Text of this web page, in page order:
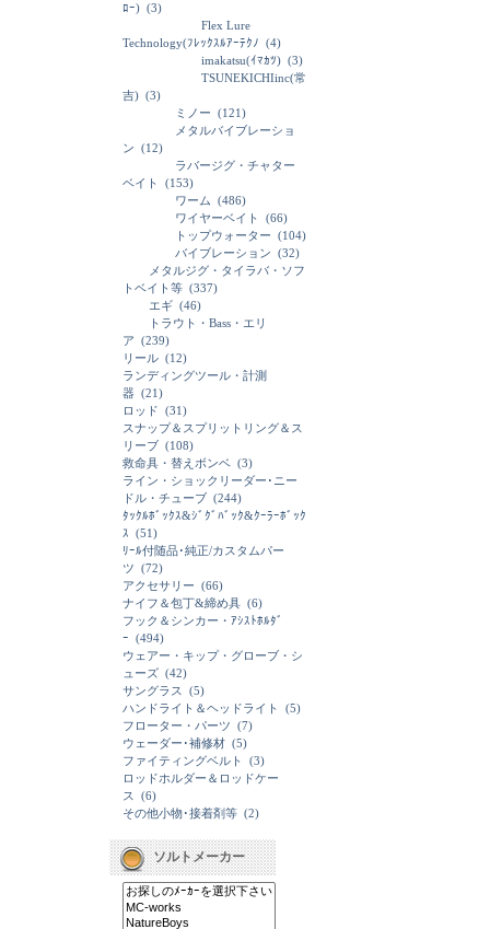
ﾛｰ) (3)
Flex Lure
Technology(ﾌﾚｯｸｽﾙｱｰﾃｸﾉ (4)
imakatsu(ｲﾏｶﾂ) (3)
TSUNEKICHIinc(常
吉) (3)
ミノー (121)
メタルバイブレーショ
ン (12)
ラバージグ・チャター
ベイト
(153)
ワーム (486)
ワイヤーベイト
(66)
トップウォーター (104)
バイブレーション (32)
メタルジグ・タイラバ・ソフ
トベイト等 (337)
エギ (46)
トラウト・Bass・エリ
ア (239)
リール (12)
ランディングツール・計測
器 (21)
ロッド (31)
スナップ＆スプリットリング＆ス
リーブ (108)
救命具・替えボンベ (3)
ライン・ショックリーダー･ニー
ドル・チューブ (244)
ﾀｯｸﾙﾎﾞｯｸｽ&ｼﾞｸﾞﾊﾞｯｸ&ｸｰﾗｰﾎﾞｯｸ
ｽ (51)
ﾘｰﾙ付随品･純正/カスタムパー
ツ (72)
アクセサリー (66)
ナイフ＆包丁&締め具 (6)
フック＆シンカー・ｱｼｽﾄﾎﾙﾀﾞ
ｰ (494)
ウェアー・キップ・グローブ・シ
ューズ (42)
サングラス
(5)
ハンドライト＆ヘッドライト
(5)
フローター・パーツ (7)
ウェーダー･補修材 (5)
ファイティングベルト
(3)
ロッドホルダー＆ロッドケー
ス
(6)
その他小物･接着剤等 (2)
ソルトメーカー